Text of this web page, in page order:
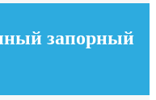
запорный